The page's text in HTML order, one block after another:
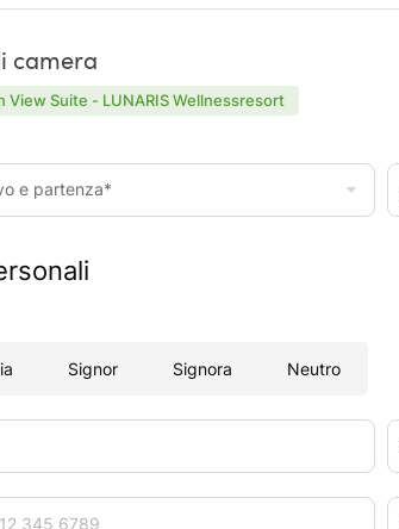
camera
View Suite - LUNARIS Wellnessresort
e partenza*
Signor Signora Neutro